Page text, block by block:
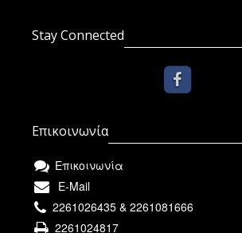
Stay Connected
Επικοινωνία
Επικοινωνία
E-Mail
2261026435 & 2261081666
2261024817